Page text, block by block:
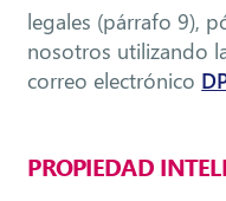
legales (párrafo 9),
nosotros utilizando
correo electrónico
PROPIEDAD